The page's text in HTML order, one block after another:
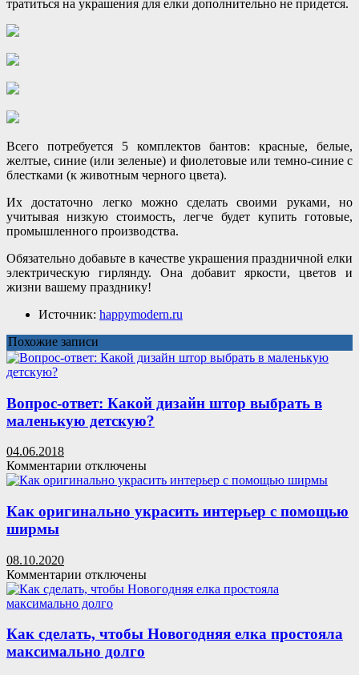
тратиться на украшения для елки дополнительно не придется.
Всего потребуется 5 комплектов бантов: красные, белые,
желтые, синие (или зеленые) и фиолетовые или темно-синие с
блестками (к животным черного цвета).
Их достаточно легко можно сделать своими руками, но
учитывая низкую стоимость, легче будет купить готовые,
промышленного производства.
Обязательно добавьте в качестве украшения праздничной елки
электрическую гирлянду. Она добавит яркости, цветов и
жизни вашему празднику!
Источник: happymodern.ru
Похожие записи
Вопрос-ответ: Какой дизайн штор выбрать в
маленькую детскую?
04.06.2018
Комментарии к
записи
ответ:
Какой
в
маленькую
детскую?
отключены
Как оригинально украсить интерьер с помощью
ширмы
08.10.2020
Комментарии к
записи
Как
украсить
интерьер
с
отключены
Как сделать, чтобы Новогодняя елка простояла
максимально долго